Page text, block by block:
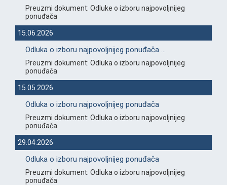
Preuzmi dokument: Odluke o izboru najpovoljnijeg
ponuđača
15.06.2026
Odluka o izboru najpovoljnijeg ponuđača ...
Preuzmi dokument: Odluka o izboru najpovoljnijeg
ponuđača
15.05.2026
Odluka o izboru najpovoljnijeg ponuđača
Preuzmi dokument: Odluka o izboru najpovoljnijeg
ponuđača
29.04.2026
Odluka o izboru najpovoljnijeg ponuđača
Preuzmi dokument: Odluka o izboru najpovoljnijeg
ponuđača